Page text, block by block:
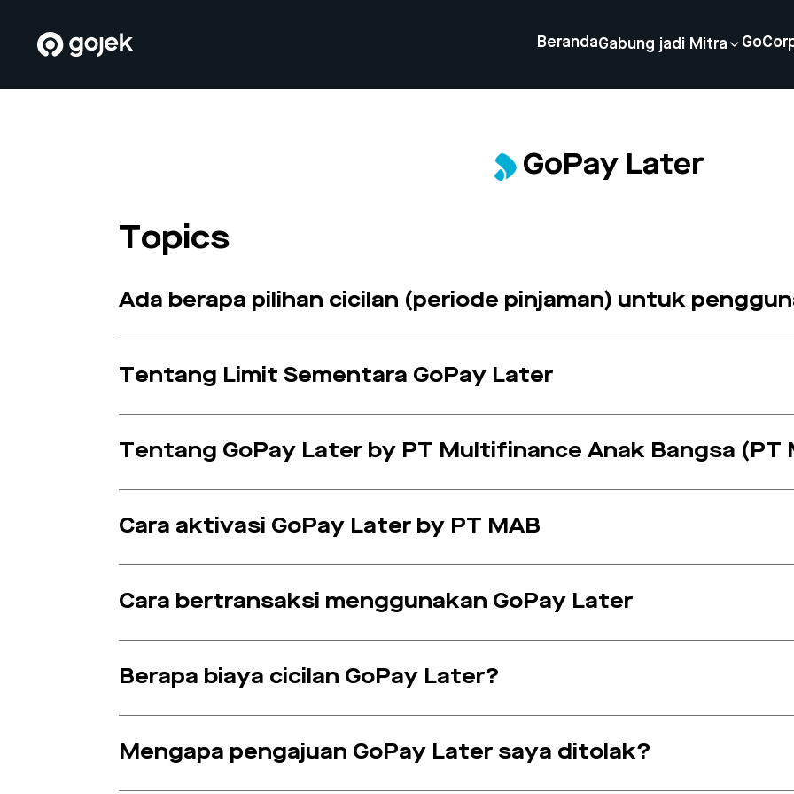
BerandaGabung jadi Mitra
GoPay Later
Topics
Ada berapa pilihan cicilan (periode pinjaman) untuk
Tentang Limit Sementara GoPay Later
Tentang GoPay Later by PT Multifinance Anak Bangsa (PT
Cara aktivasi GoPay Later by PT MAB
Cara bertransaksi menggunakan GoPay Later
Berapa biaya cicilan GoPay Later?
Mengapa pengajuan GoPay Later saya ditolak?